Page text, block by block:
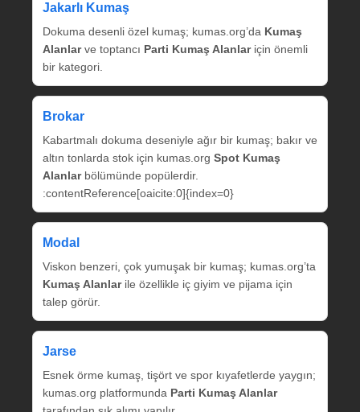
Jakarlı Kumaş
Dokuma desenli özel kumaş; kumas.org’da Kumaş
Alanlarve toptancı Parti Kumaş Alanlariçin önemli
bir kategori.
Brokar
Kabartmalı dokuma deseniyle ağır bir kumaş; bakır ve
altın tonlarda stok için kumas.org Spot Kumaş
Alanlarbölümünde popülerdir.
:contentReference[oaicite:0]{index=0}
Modal
Viskon benzeri, çok yumuşak bir kumaş; kumas.org’ta
Kumaş Alanlarile özellikle iç giyim ve pijama için
talep görür.
Jarse
Esnek örme kumaş, tişört ve spor kıyafetlerde yaygın;
kumas.org platformunda Parti Kumaş Alanlar